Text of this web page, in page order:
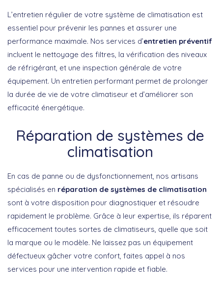
L’entretien régulier de votre système de climatisation est
essentiel pour prévenir les pannes et assurer une
performance maximale. Nos services d’entretien préventif
incluent le nettoyage des filtres, la vérification des niveaux
de réfrigérant, et une inspection générale de votre
équipement. Un entretien performant permet de prolonger
la durée de vie de votre climatiseur et d’améliorer son
efficacité énergétique.
Réparation de systèmes de
climatisation
En cas de panne ou de dysfonctionnement, nos artisans
spécialisés en réparation de systèmes de climatisation
sont à votre disposition pour diagnostiquer et résoudre
rapidement le problème. Grâce à leur expertise, ils réparent
efficacement toutes sortes de climatiseurs, quelle que soit
la marque ou le modèle. Ne laissez pas un équipement
défectueux gâcher votre confort, faites appel à nos
services pour une intervention rapide et fiable.